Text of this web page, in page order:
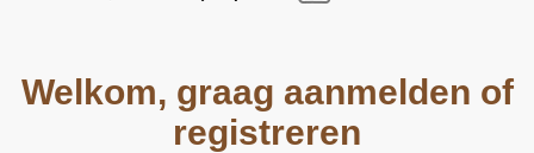
Welkom, graag aanmelden of
registreren